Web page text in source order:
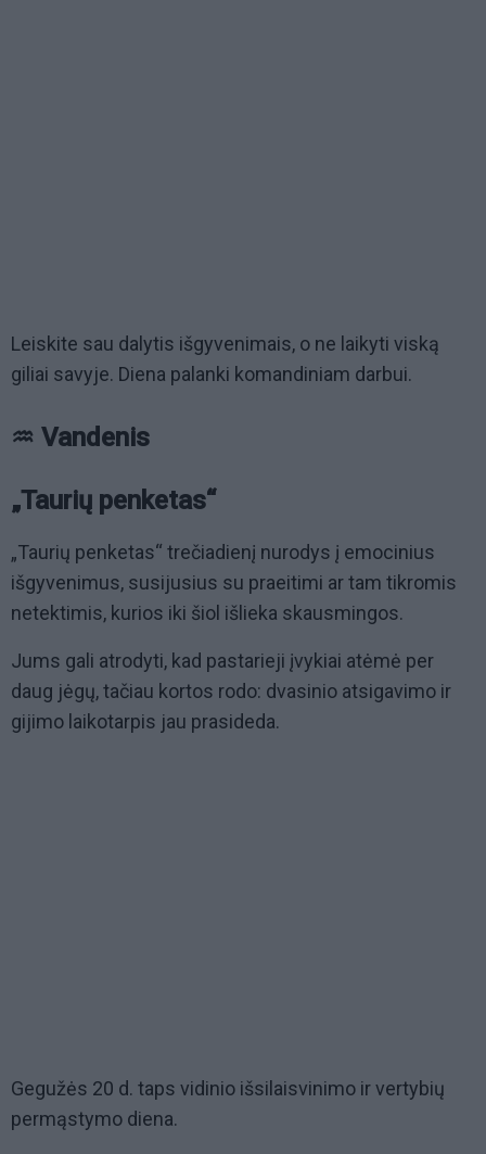
Leiskite sau dalytis išgyvenimais, o ne laikyti viską
giliai savyje. Diena palanki komandiniam darbui.
♒ Vandenis
„Taurių penketas“
„Taurių penketas“ trečiadienį nurodys į emocinius
išgyvenimus, susijusius su praeitimi ar tam tikromis
netektimis, kurios iki šiol išlieka skausmingos.
Jums gali atrodyti, kad pastarieji įvykiai atėmė per
daug jėgų, tačiau kortos rodo: dvasinio atsigavimo ir
gijimo laikotarpis jau prasideda.
Gegužės 20 d. taps vidinio išsilaisvinimo ir vertybių
permąstymo diena.